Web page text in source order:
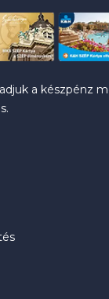
a készpénz